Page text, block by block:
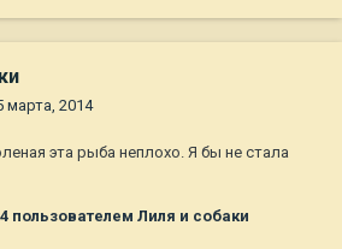
марта, 2014
эта рыба неплохо. Я бы не стала
пользователем Лиля и собаки